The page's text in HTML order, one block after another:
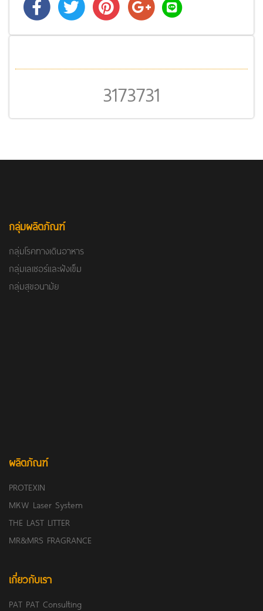
3173731
กลุ่มผลิตภัณฑ์
กลุ่มโรคทางเดินอาหาร
กลุ่มเลเซอร์และฝังเข็ม
กลุ่มสุขอนามัย
ผลิตภัณฑ์
PROTEXIN
MKW Laser System
THE LAST LITTER
MR&MRS FRAGRANCE
เกี่ยวกับเรา
PAT PAT Consulting